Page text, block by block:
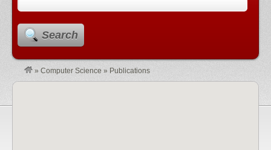
Search
» Computer Science » Publications